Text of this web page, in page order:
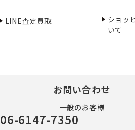
LINE査定買取
ショッ
いて
お問い合わせ
一般のお客様
06-6147-7350